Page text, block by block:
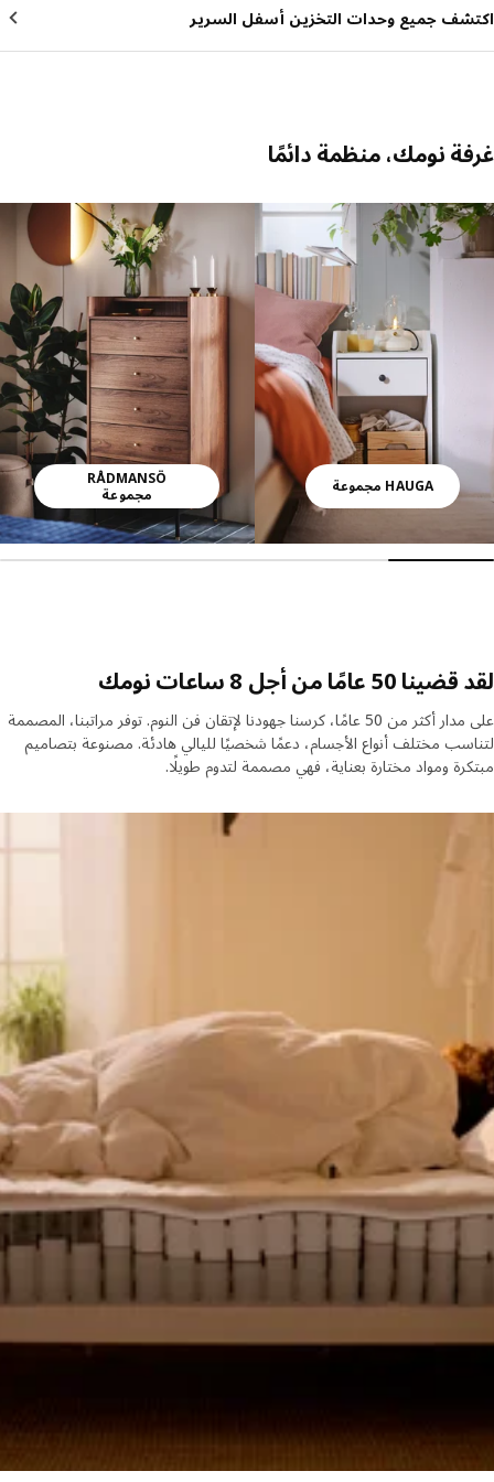
جميع وحدات التخزين أسفل السرير
نومك، منظمة دائمًا
القائمة
HAUGA مجموعة
RÅDMANSÖ
مجموعة
عامًا من أجل 8 ساعات نومك
على مدار أكثر من 50 عامًا، كرسنا جهودنا لإتقان فن النوم. توفر مراتبنا، المصممة
مختلف أنواع الأجسام، دعمًا شخصيًا لليالي هادئة. مصنوعة بتصاميم
ومواد مختارة بعناية، فهي مصممة لتدوم طويلًا.